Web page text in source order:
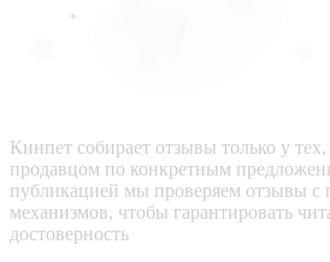
Кинпет собирает отзывы только у
продавцом по конкретным
публикацией мы проверяем отзывы с
механизмов, чтобы гарантировать
достоверность